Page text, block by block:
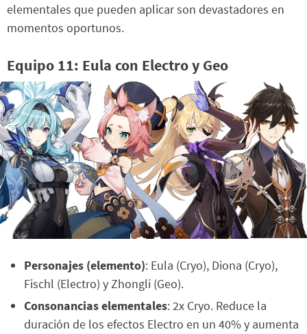
elementales que pueden aplicar son devastadores en
momentos oportunos.
Equipo 11: Eula con Electro y Geo
Personajes (elemento): Eula (Cryo), Diona (Cryo),
Fischl (Electro) y Zhongli (Geo).
Consonancias elementales: 2x Cryo. Reduce la
duración de los efectos Electro en un 40% y aumenta